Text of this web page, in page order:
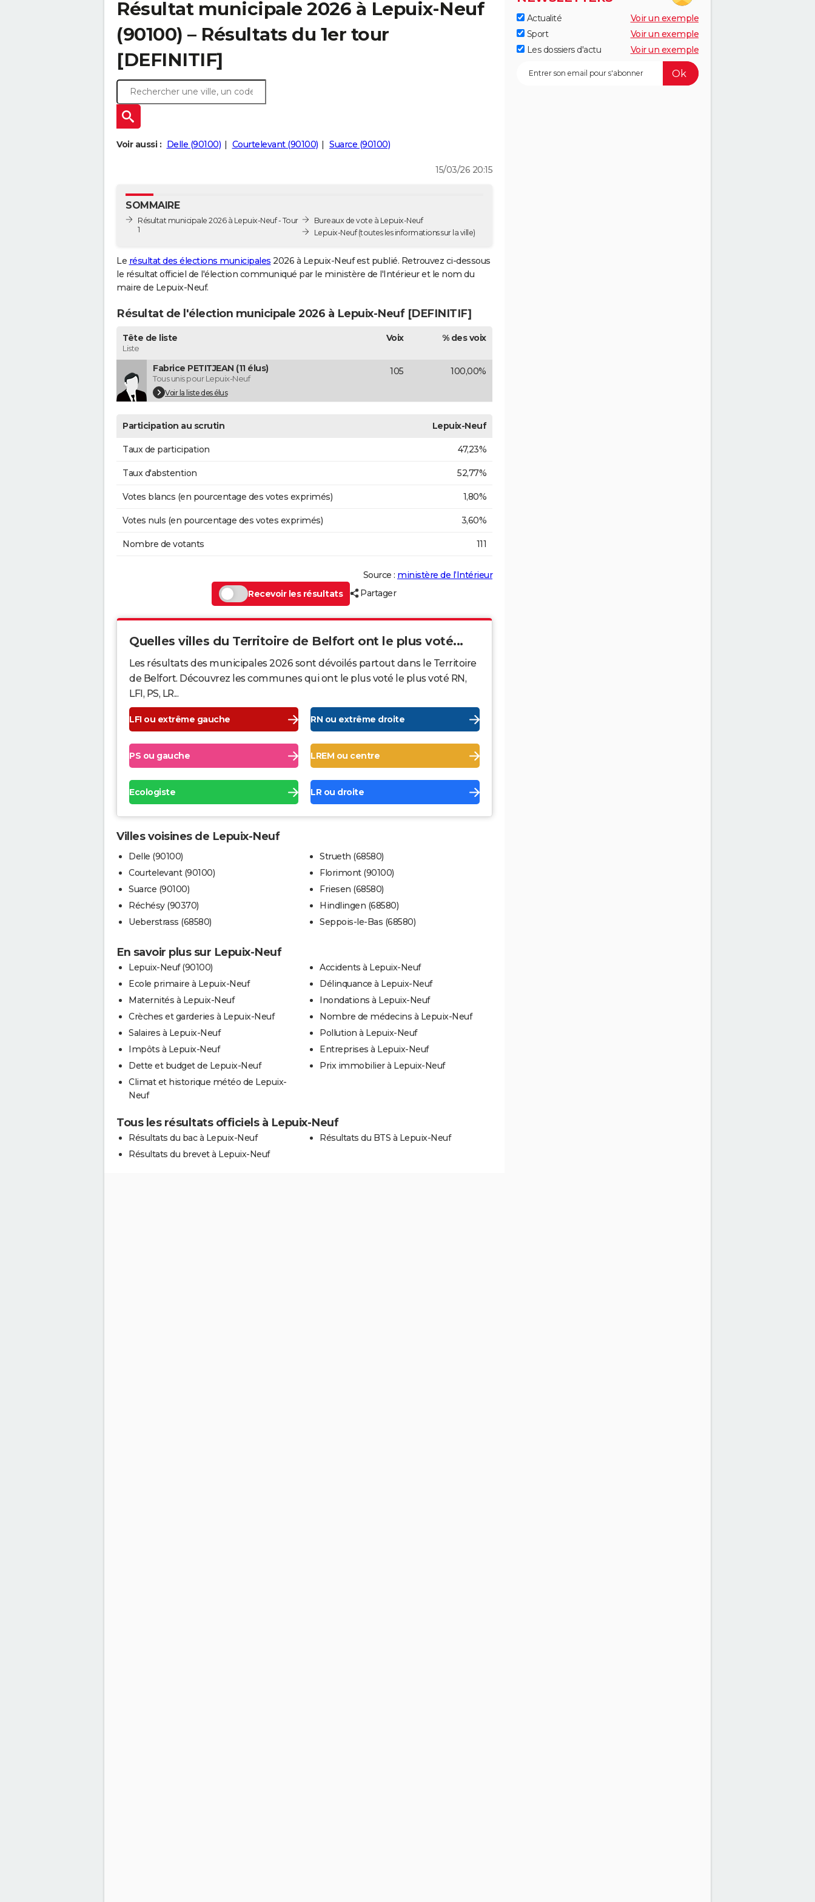
Résultat municipale 2026 à Lepuix-Neuf
(90100) – Résultats du 1er tour
[DEFINITIF]
Voir aussi : Delle (90100) Courtelevant (90100) Suarce (90100)
15/03/26 20:15
SOMMAIRE
Résultat municipale 2026 à Lepuix-Neuf - Tour
1
Bureaux de vote à Lepuix-Neuf
Lepuix-Neuf(toutes les informations sur la ville)
Le résultat des élections municipales 2026 à Lepuix-Neuf est publié. Retrouvez ci-dessous
le résultat officiel de l'élection communiqué par le ministère de l'Intérieur et le nom du
maire de Lepuix-Neuf.
Résultat de l'élection municipale 2026 à Lepuix-Neuf [DEFINITIF]
Tête de liste
Liste
Voix % des voix
Fabrice PETITJEAN (11 élus)
Tous unis pour Lepuix-Neuf
Voir la liste des élus
105 100,00%
Participation au scrutin Lepuix-Neuf
Taux de participation 47,23%
Taux d'abstention 52,77%
Votes blancs (en pourcentage des votes exprimés) 1,80%
Votes nuls (en pourcentage des votes exprimés) 3,60%
Nombre de votants 111
Source : ministère de l’Intérieur
Recevoir les résultats
Partager
Quelles villes du Territoire de Belfort ont le plus voté...
Les résultats des municipales 2026 sont dévoilés partout dans le Territoire
de Belfort. Découvrez les communes qui ont le plus voté le plus voté RN,
LFI, PS, LR...
LFI ou extrême gauche RN ou extrême droite
PS ou gauche LREM ou centre
Ecologiste LR ou droite
Villes voisines de Lepuix-Neuf
Delle (90100)
Courtelevant (90100)
Suarce (90100)
Réchésy (90370)
Ueberstrass (68580)
Strueth (68580)
Florimont (90100)
Friesen (68580)
Hindlingen (68580)
Seppois-le-Bas (68580)
En savoir plus sur Lepuix-Neuf
Lepuix-Neuf (90100)
Ecole primaire à Lepuix-Neuf
Maternités à Lepuix-Neuf
Crèches et garderies à Lepuix-Neuf
Salaires à Lepuix-Neuf
Impôts à Lepuix-Neuf
Dette et budget de Lepuix-Neuf
Climat et historique météo de Lepuix-
Neuf
Accidents à Lepuix-Neuf
Délinquance à Lepuix-Neuf
Inondations à Lepuix-Neuf
Nombre de médecins à Lepuix-Neuf
Pollution à Lepuix-Neuf
Entreprises à Lepuix-Neuf
Prix immobilier à Lepuix-Neuf
Tous les résultats officiels à Lepuix-Neuf
Résultats du bac à Lepuix-Neuf
Résultats du brevet à Lepuix-Neuf
Résultats du BTS à Lepuix-Neuf
Actualité
Voir un exemple
Sport
Voir un exemple
Les dossiers d'actu
Voir un exemple